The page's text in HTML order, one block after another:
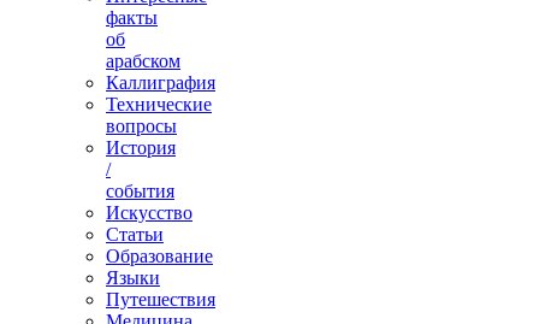
факты
об
арабском
Каллиграфия
Технические
вопросы
История
/
события
Искусство
Статьи
Образование
Языки
Путешествия